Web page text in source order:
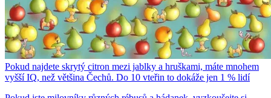
Pokud najdete skrytý citron mezi jablky a hruškami, máte mnohem
vyšší IQ, než většina Čechů. Do 10 vteřin to dokáže jen 1 % lidí